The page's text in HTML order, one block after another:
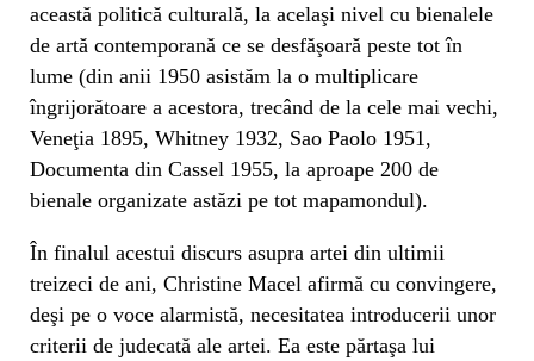
această politică culturală, la acelaşi nivel cu bienalele
de artă contemporană ce se desfăşoară peste tot în
lume (din anii 1950 asistăm la o multiplicare
îngrijorătoare a acestora, trecând de la cele mai vechi,
Veneţia 1895, Whitney 1932, Sao Paolo 1951,
Documenta din Cassel 1955, la aproape 200 de
bienale organizate astăzi pe tot mapamondul).
În finalul acestui discurs asupra artei din ultimii
treizeci de ani, Christine Macel afirmă cu convingere,
deşi pe o voce alarmistă, necesitatea introducerii unor
criterii de judecată ale artei. Ea este părtaşa lui